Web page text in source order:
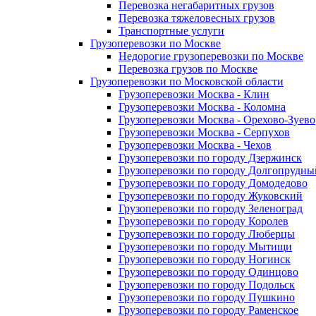
Перевозка негабаритных грузов
Перевозка тяжеловесных грузов
Транспортные услуги
Грузоперевозки по Москве
Недорогие грузоперевозки по Москве
Перевозка грузов по Москве
Грузоперевозки по Московской области
Грузоперевозки Москва - Клин
Грузоперевозки Москва - Коломна
Грузоперевозки Москва - Орехово-Зуево
Грузоперевозки Москва - Серпухов
Грузоперевозки Москва - Чехов
Грузоперевозки по городу Дзержинск
Грузоперевозки по городу
Грузоперевозки по городу Домодедово
Грузоперевозки по городу Жуковский
Грузоперевозки по городу Зеленоград
Грузоперевозки по городу Королев
Грузоперевозки по городу Люберцы
Грузоперевозки по городу Мытищи
Грузоперевозки по городу Ногинск
Грузоперевозки по городу Одинцово
Грузоперевозки по городу Подольск
Грузоперевозки по городу Пушкино
Грузоперевозки по городу Раменское